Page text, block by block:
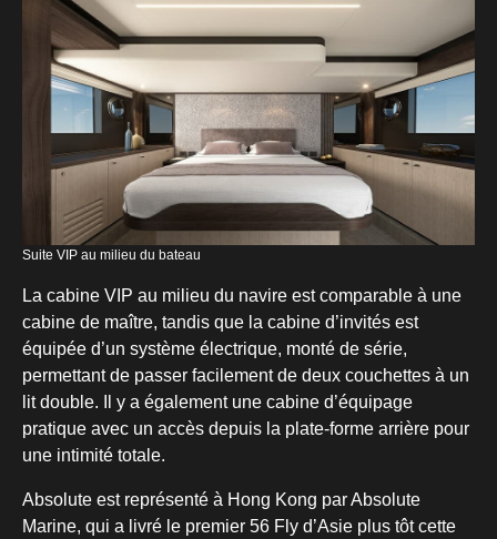
Suite VIP au milieu du bateau
La cabine VIP au milieu du navire est comparable à une
cabine de maître, tandis que la cabine d’invités est
équipée d’un système électrique, monté de série,
permettant de passer facilement de deux couchettes à un
lit double. Il y a également une cabine d’équipage
pratique avec un accès depuis la plate-forme arrière pour
une intimité totale.
Absolute est représenté à Hong Kong par Absolute
Marine, qui a livré le premier 56 Fly d’Asie plus tôt cette